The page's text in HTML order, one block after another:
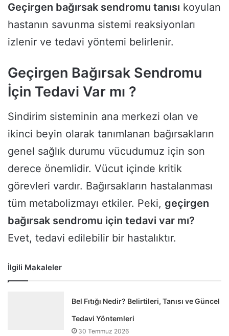
Geçirgen bağırsak sendromu tanısı koyulan
hastanın savunma sistemi reaksiyonları
izlenir ve tedavi yöntemi belirlenir.
Geçirgen Bağırsak Sendromu
İçin Tedavi Var mı ?
Sindirim sisteminin ana merkezi olan ve
ikinci beyin olarak tanımlanan bağırsakların
genel sağlık durumu vücudumuz için son
derece önemlidir. Vücut içinde kritik
görevleri vardır. Bağırsakların hastalanması
tüm metabolizmayı etkiler. Peki, geçirgen
bağırsak sendromu için tedavi var mı?
Evet, tedavi edilebilir bir hastalıktır.
İlgili Makaleler
Bel Fıtığı Nedir? Belirtileri, Tanısı ve Güncel
Tedavi Yöntemleri
30 Temmuz 2026